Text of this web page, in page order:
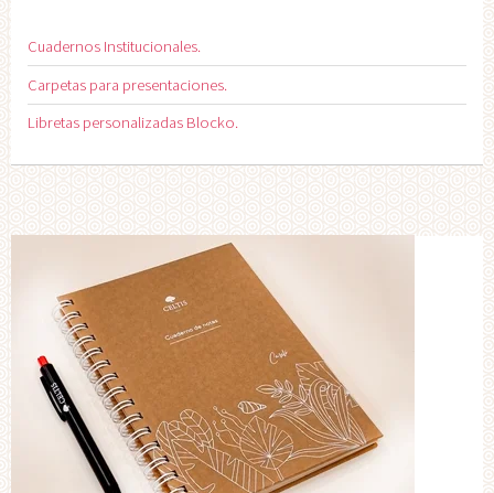
Cuadernos Institucionales.
Carpetas para presentaciones.
Libretas personalizadas Blocko.